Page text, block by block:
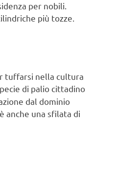
per nobili.
più tozze.
tuffarsi nella cultura
di palio cittadino
dal dominio
anche una sfilata di